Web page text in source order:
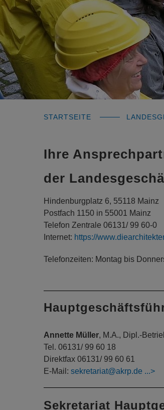
STARTSEITE
Ihre
der
Hindenburgplatz 6, 55118 Mainz
Postfach 1150 in 55001 Mainz
Telefon Zentrale 06131/ 99 60-0
Internet: https://
Telefonzeiten: Montag bis
Annette Müller, M.A., Dipl.-
Tel. 06131/ 99 60 18
Direktfax 06131/ 99 60 61
E-Mail: sekretariat@akrp.de
Sekretariat